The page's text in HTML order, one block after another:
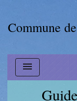
Commune
menu